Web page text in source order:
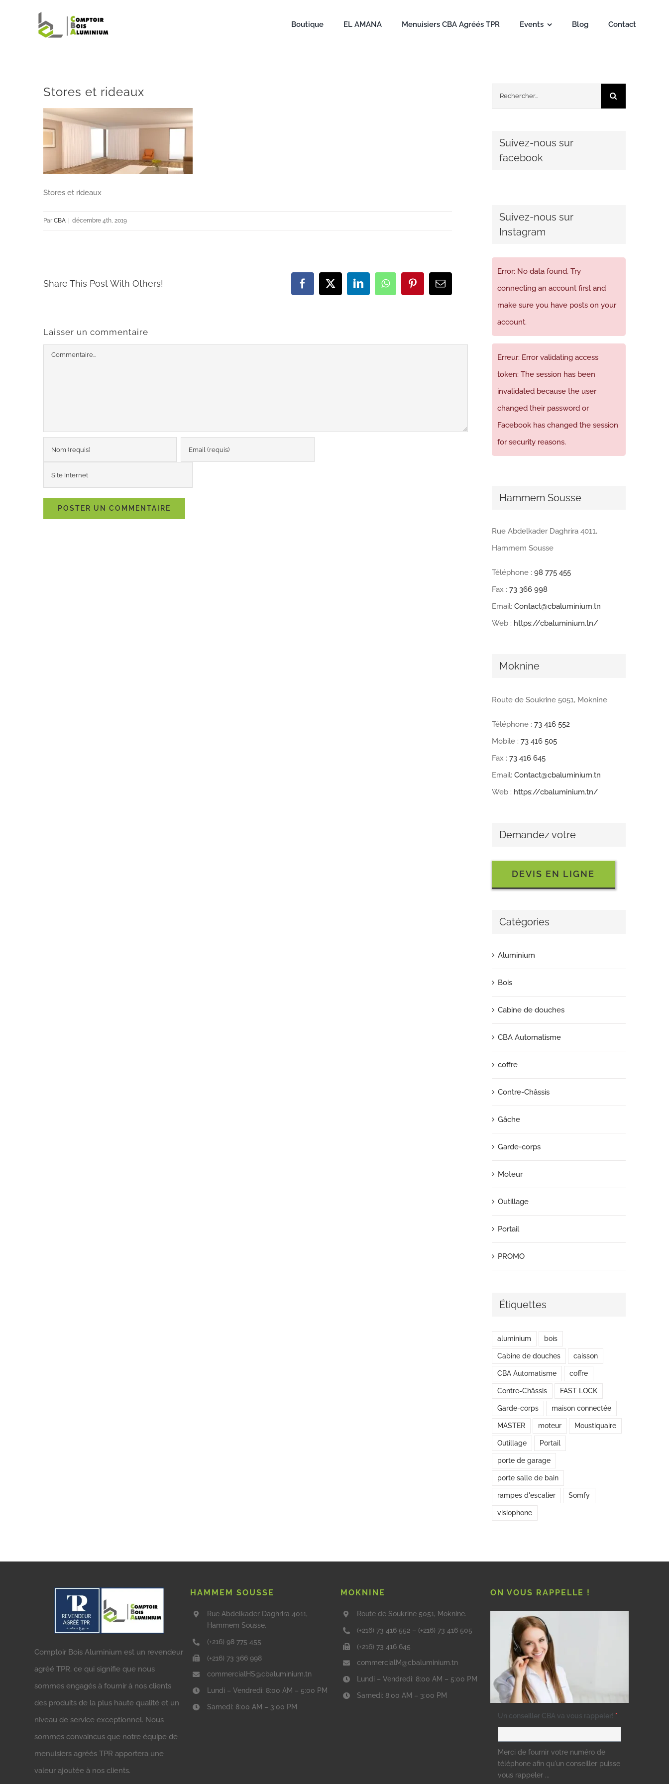
Boutique EL AMANA Menuisiers CBA Agréés TPR Events Blog Contact
Stores et rideaux
Stores et rideaux
Par CBA | décembre 4th, 2019
Share This Post With Others! Facebook
X LinkedInWhatsAppPinterestEmail
Laisser un commentaire
Commentaire
Rechercher:
Suivez-nous sur
facebook
Suivez-nous sur
Instagram
Error: No data found, Try
connecting an account first and
make sure you have posts on your
account.
Erreur: Error validating access
token: The session has been
invalidated because the user
changed their password or
Facebook has changed the session
for security reasons.
Hammem Sousse
Rue Abdelkader Daghrira 4011,
Hammem Sousse
Téléphone : 98 775 455
Fax : 73 366 998
Email: Contact@cbaluminium.tn
Web : https://cbaluminium.tn/
Moknine
Route de Soukrine 5051, Moknine
Téléphone : 73 416 552
Mobile : 73 416 505
Fax : 73 416 645
Email: Contact@cbaluminium.tn
Web : https://cbaluminium.tn/
Demandez votre
DEVIS EN LIGNE
Catégories
Aluminium
Bois
Cabine de douches
CBA Automatisme
coffre
Contre-Châssis
Gâche
Garde-corps
Moteur
Outillage
Portail
PROMO
Étiquettes
aluminium bois
Cabine de douches caisson
CBA Automatisme coffre
Contre-Châssis FAST LOCK
Garde-corps maison connectée
MASTER moteur Moustiquaire
Outillage Portail
porte de garage
porte salle de bain
rampes d'escalier Somfy
visiophone
Comptoir Bois Aluminium est un revendeur
agréé TPR, ce qui signifie que nous
sommes engagés à fournir à nos clients
des produits de la plus haute qualité et un
niveau de service exceptionnel. Nous
sommes convaincus que notre équipe de
menuisiers agréés TPR apportera une
valeur ajoutée à nos clients.
HAMMEM SOUSSE
Rue Abdelkader Daghrira 4011,
Hammem Sousse.
(+216) 98 775 455
(+216) 73 366 998
commercialHS@cbaluminium.tn
Lundi – Vendredi: 8:00 AM – 5:00 PM
Samedi: 8:00 AM – 3:00 PM
MOKNINE
Route de Soukrine 5051, Moknine.
(+216) 73 416 552 – (+216) 73 416 505
(+216) 73 416 645
commercialM@cbaluminium.tn
Lundi – Vendredi: 8:00 AM – 5:00 PM
Samedi: 8:00 AM – 3:00 PM
ON VOUS RAPPELLE !
Un conseiller CBA va vous rappeler! *
Merci de fournir votre numéro de
téléphone afin qu'un conseiller puisse
vous rappeler ...